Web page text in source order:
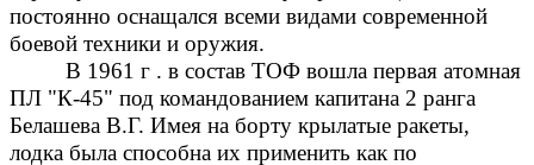
постоянно оснащался всеми видами современной
боевой техники и оружия.
В 1961 г . в состав ТОФ вошла первая атомная
ПЛ "К-45" под командованием капитана 2 ранга
Белашева В.Г. Имея на борту крылатые ракеты,
лодка была способна их применить как по